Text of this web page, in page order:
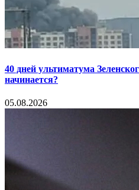
40 дней ультиматума
начинается?
05.08.2026